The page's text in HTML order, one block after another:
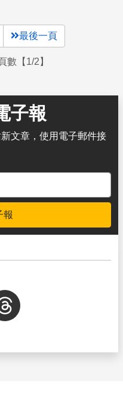
最後一頁
數【1/2】
子報
文章，使用電子郵件接
報